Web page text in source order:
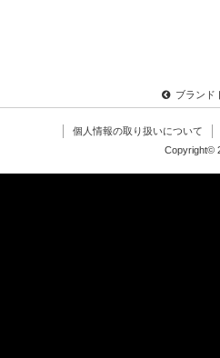
ブランド
個人情報の取り扱いについて
Copyright©